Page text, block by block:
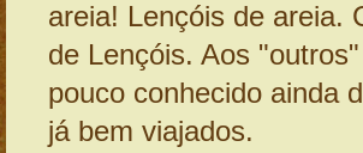
areia! Lençóis de areia.
de Lençóis. Aos
pouco conhecido ainda
já bem viajados.